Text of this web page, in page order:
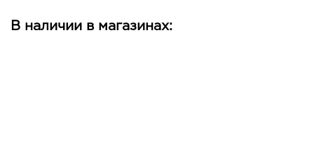
В наличии в магазинах: